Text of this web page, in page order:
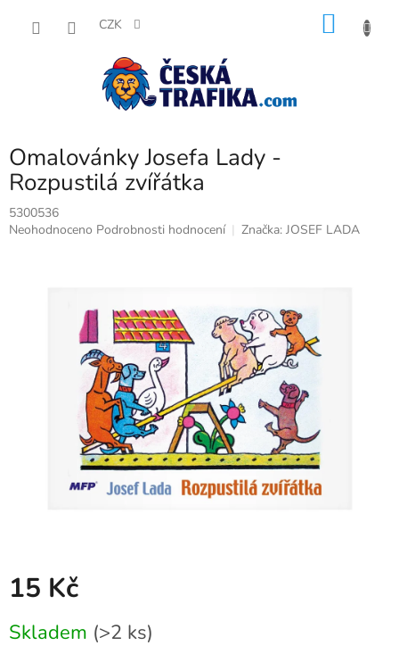
CZK
Omalovánky Josefa Lady -
Rozpustilá zvířátka
5300536
Průměrné
Neohodnoceno Podrobnosti hodnocení Značka: JOSEF LADA
15 Kč
cena:
Skladem (>2 ks)